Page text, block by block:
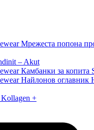
Мрежеста попона
– Akut
Камбанки за копита
Найлонов оглавник
+